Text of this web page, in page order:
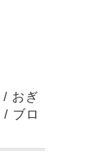
/ おぎ
/ ブロ